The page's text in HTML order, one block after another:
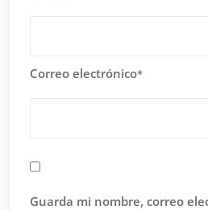
Correo electrónico*
Guarda mi nombre, correo